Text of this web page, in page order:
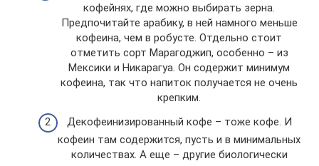
кофейнях, где можно выбирать зерна.
Предпочитайте арабику, в ней намного меньше
кофеина, чем в робусте. Отдельно стоит
отметить сорт Марагоджип, особенно – из
Мексики и Никарагуа. Он содержит минимум
кофеина, так что напиток получается не очень
крепким.
Декофеинизированный кофе – тоже кофе. И
кофеин там содержится, пусть и в минимальных
количествах. А еще – другие биологически